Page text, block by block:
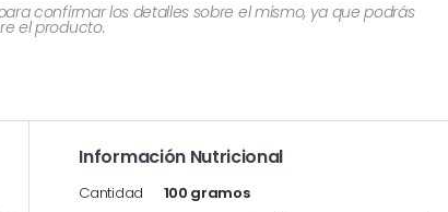
confirmar los detalles sobre el mismo, ya que podrás
el producto.
Información Nutricional
Cantidad
100 gramos